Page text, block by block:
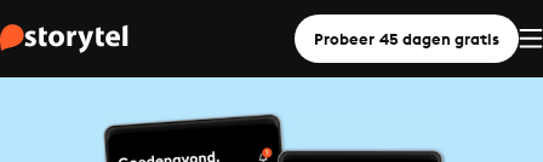
Probeer 45 dagen gratis